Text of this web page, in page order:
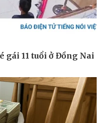
Ô tô - Xe máy
Xe máy
Tư vấn